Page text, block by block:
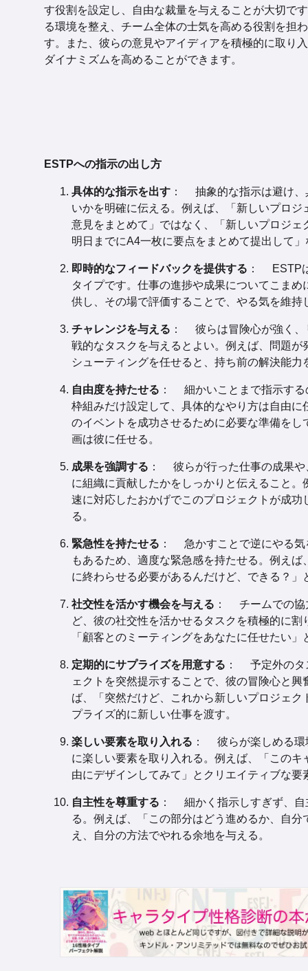
す役割を設定し、自由な裁量を与えることが大切で
る環境を整え、チーム全体の士気を高める役割を担
す。また、彼らの意見やアイディアを積極的に取り
ダイナミズムを高めることができます。
ESTPへの指示の出し方
具体的な指示を出す ： 抽象的な指示は避け、
いかを明確に伝える。例えば、「新しいプロジ
意見をまとめて」ではなく、「新しいプロジェ
明日までにA4一枚に要点をまとめて提出して」
即時的なフィードバックを提供する ： ESTP
タイプです。仕事の進捗や成果についてこまめ
供し、その場で評価することで、やる気を維持
チャレンジを与える ： 彼らは冒険心が強く、
戦的なタスクを与えるとよい。例えば、問題が
シューティングを任せると、持ち前の解決能力
自由度を持たせる ： 細かいことまで指示する
枠組みだけ設定して、具体的なやり方は自由に
のイベントを成功させるために必要な準備をし
画は彼に任せる。
成果を強調する ： 彼らが行った仕事の成果や
に組織に貢献したかをしっかりと伝えること。
速に対応したおかげでこのプロジェクトが成功
る。
緊急性を持たせる ： 急かすことで逆にやる気
もあるため、適度な緊急感を持たせる。例えば
に終わらせる必要があるんだけど、できる？」
社交性を活かす機会を与える ： チームでの協
ど、彼の社交性を活かせるタスクを積極的に割
「顧客とのミーティングをあなたに任せたい」
定期的にサプライズを用意する ： 予定外のタ
ェクトを突然提示することで、彼の冒険心と興
ば、「突然だけど、これから新しいプロジェク
プライズ的に新しい仕事を渡す。
楽しい要素を取り入れる ： 彼らが楽しめる環
に楽しい要素を取り入れる。例えば、「このキ
由にデザインしてみて」とクリエイティブな要
自主性を尊重する ： 細かく指示しすぎず、自
る。例えば、「この部分はどう進めるか、自分
え、自分の方法でやれる余地を与える。